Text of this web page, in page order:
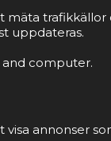
mäta
uppdateras.
and computer.
annonser